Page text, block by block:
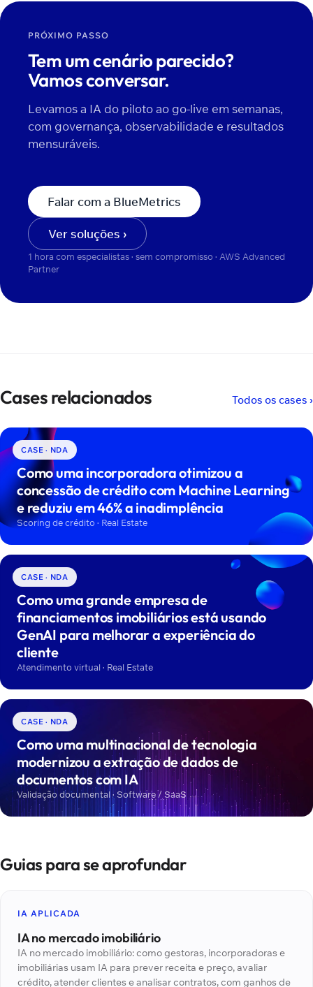
PRÓXIMO PASSO
Tem um cenário parecido?
Vamos conversar.
Levamos a IA do piloto ao go-live em semanas,
com governança, observabilidade e resultados
mensuráveis.
Falar com a BlueMetrics
Ver soluções ›
1 hora com especialistas · sem compromisso · AWS Advanced
Partner
Cases relacionados Todos os cases ›
CASE · NDA
Como uma incorporadora otimizou a
concessão de crédito com Machine Learning
e reduziu em 46% a inadimplência
Scoring de crédito · Real Estate
CASE · NDA
Como uma grande empresa de
financiamentos imobiliários está usando
GenAI para melhorar a experiência do
cliente
Atendimento virtual · Real Estate
CASE · NDA
Como uma multinacional de tecnologia
modernizou a extração de dados de
documentos com IA
Validação documental · Software / SaaS
Guias para se aprofundar
IA APLICADA
IA no mercado imobiliário
IA no mercado imobiliário: como gestoras, incorporadoras e
imobiliárias usam IA para prever receita e preço, avaliar
crédito, atender clientes e analisar contratos, com ganhos de